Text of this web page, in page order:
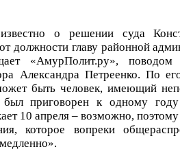
о решении суда
должности главу районной
«АмурПолит.ру», поводом
Александра Петреенко. По
быть человек, имеющий
был приговорен к одному
10 апреля – возможно,
которое вопреки